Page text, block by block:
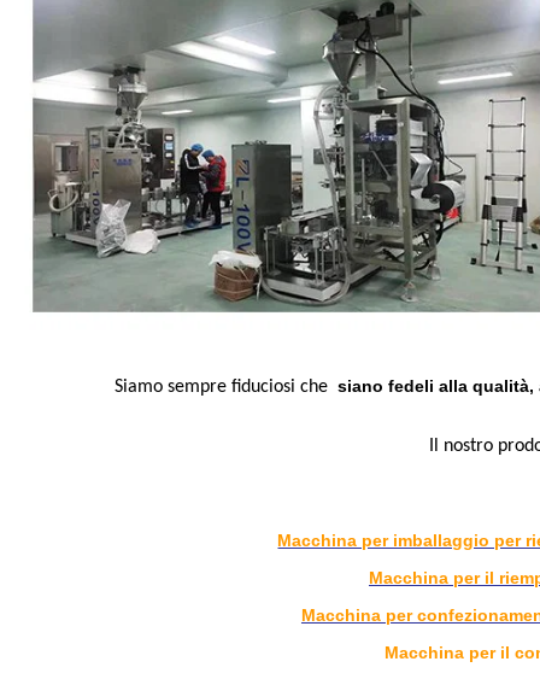
Siamo sempre fiduciosi che siano fedeli alla
Il nostro
Macchina per imballaggio per
Macchina per il
Macchina per
Macchina per il